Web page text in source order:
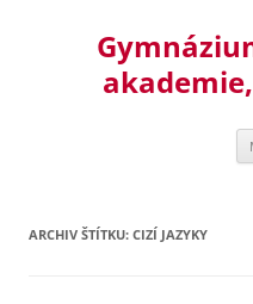
ARCHIV ŠTÍTKU: CIZÍ JAZYKY